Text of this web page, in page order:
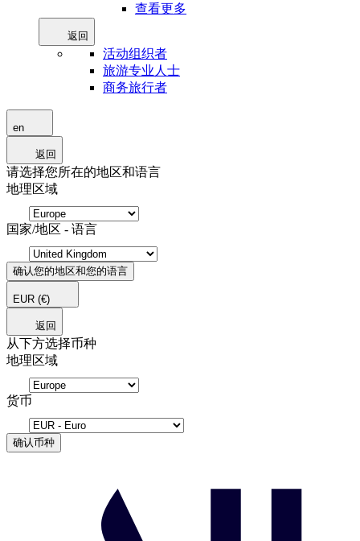
查看更多
返回
活动组织者
旅游专业人士
商务旅行者
en
返回
请选择您所在的地区和语言
地理区域
国家/地区 - 语言
确认您的地区和您的语言
EUR (€)
返回
从下方选择币种
地理区域
货币
确认币种